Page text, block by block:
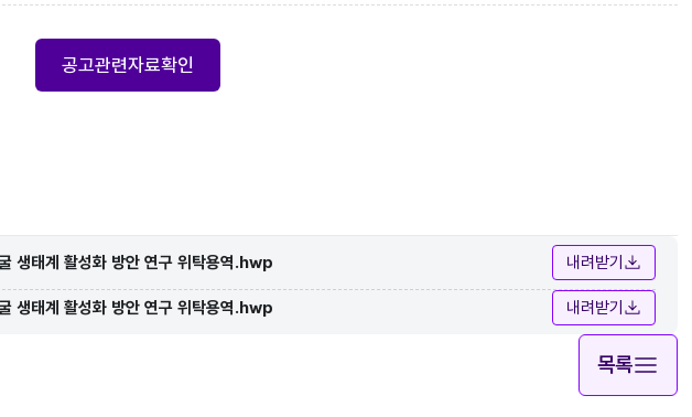
공고관련자료확인
생태계 활성화 방안 연구 위탁용역.hwp 내려받기
생태계 활성화 방안 연구 위탁용역.hwp 내려받기
목록